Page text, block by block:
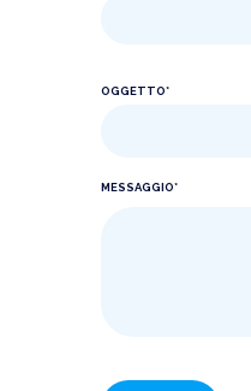
OGGETTO*
MESSAGGIO*